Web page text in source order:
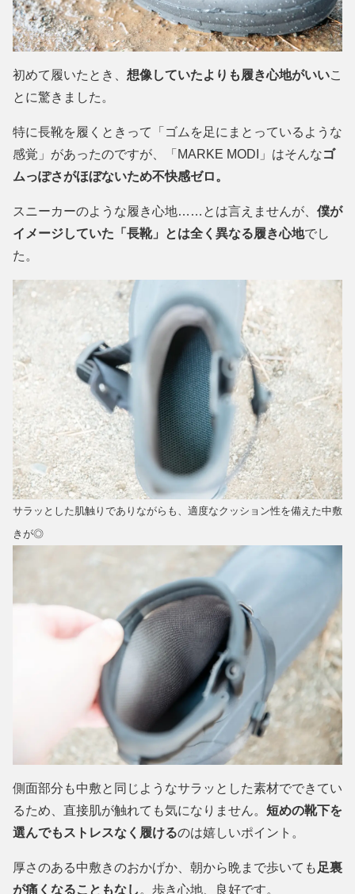
初めて履いたとき、 想像していたよりも履き心地がいいこ
とに驚きました。
特に長靴を履くときって「ゴムを足にまとっているような
感覚」があったのですが、「MARKE MODI」はそんなゴ
ムっぽさがほぼないため不快感ゼロ。
スニーカーのような履き心地……とは言えませんが、 僕が
イメージしていた「長靴」とは全く異なる履き心地でし
た。
サラッとした肌触りでありながらも、適度なクッション性を備えた中敷
きが◎
側面部分も中敷と同じようなサラッとした素材でできてい
るため、直接肌が触れても気になりません。 短めの靴下を
選んでもストレスなく履けるのは嬉しいポイント。
厚さのある中敷きのおかげか、朝から晩まで歩いても 足裏
が痛くなることもなし 。歩き心地、良好です。